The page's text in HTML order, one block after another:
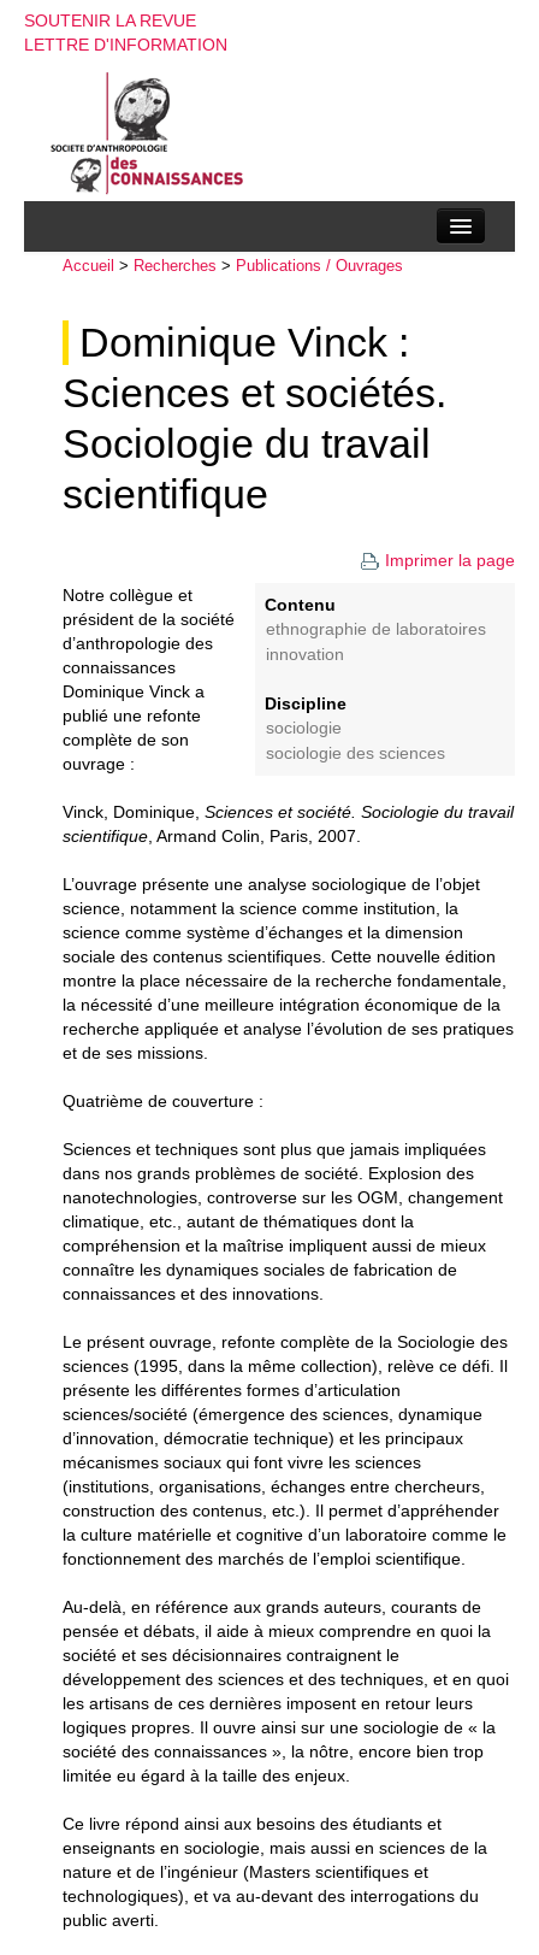
SOUTENIR LA REVUE
LETTRE D'INFORMATION
La société d’anthropologie des connaissances
Recherches
Appels à contributions
Instructions aux auteurs
Evenements
Accueil > Recherches > Publications / Ouvrages
Dominique Vinck :
Sciences et sociétés.
Sociologie du travail
scientifique
Imprimer la page
Contenu
ethnographie de laboratoires
innovation
Discipline
sociologie
sociologie des sciences
Notre collègue et
président de la société
d’anthropologie des
connaissances
Dominique Vinck a
publié une refonte
complète de son
ouvrage :
Vinck, Dominique, Sciences et société. Sociologie du travail
scientifique , Armand Colin, Paris, 2007.
L’ouvrage présente une analyse sociologique de l’objet
science, notamment la science comme institution, la
science comme système d’échanges et la dimension
sociale des contenus scientifiques. Cette nouvelle édition
montre la place nécessaire de la recherche fondamentale,
la nécessité d’une meilleure intégration économique de la
recherche appliquée et analyse l’évolution de ses pratiques
et de ses missions.
Quatrième de couverture :
Sciences et techniques sont plus que jamais impliquées
dans nos grands problèmes de société. Explosion des
nanotechnologies, controverse sur les OGM, changement
climatique, etc., autant de thématiques dont la
compréhension et la maîtrise impliquent aussi de mieux
connaître les dynamiques sociales de fabrication de
connaissances et des innovations.
Le présent ouvrage, refonte complète de la Sociologie des
sciences (1995, dans la même collection), relève ce défi. Il
présente les différentes formes d’articulation
sciences/société (émergence des sciences, dynamique
d’innovation, démocratie technique) et les principaux
mécanismes sociaux qui font vivre les sciences
(institutions, organisations, échanges entre chercheurs,
construction des contenus, etc.). Il permet d’appréhender
la culture matérielle et cognitive d’un laboratoire comme le
fonctionnement des marchés de l’emploi scientifique.
Au-delà, en référence aux grands auteurs, courants de
pensée et débats, il aide à mieux comprendre en quoi la
société et ses décisionnaires contraignent le
développement des sciences et des techniques, et en quoi
les artisans de ces dernières imposent en retour leurs
logiques propres. Il ouvre ainsi sur une sociologie de « la
société des connaissances », la nôtre, encore bien trop
limitée eu égard à la taille des enjeux.
Ce livre répond ainsi aux besoins des étudiants et
enseignants en sociologie, mais aussi en sciences de la
nature et de l’ingénieur (Masters scientifiques et
technologiques), et va au-devant des interrogations du
public averti.